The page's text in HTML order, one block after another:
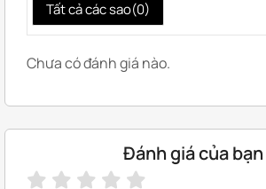
Tất cả các sao(0)
Chưa có đánh giá nào.
Đánh giá của bạn